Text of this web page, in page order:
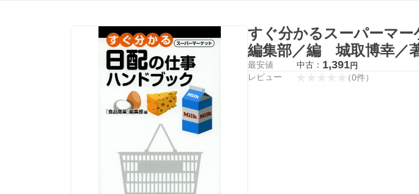
すぐ分かるスーパーマー
編集部／編 城取博幸／
最安値 中古： 1,391円
レビュー （0件）